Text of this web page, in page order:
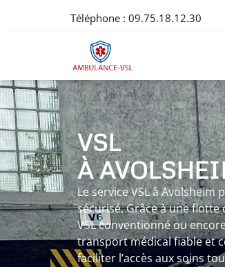
Téléphone : 09.75.18.12.30
VSL
À
Le service VSL à
sécurisé. Grâce à une flotte
VSL conventionné ou
transport médical fiable et
faciliter l’accès aux soins